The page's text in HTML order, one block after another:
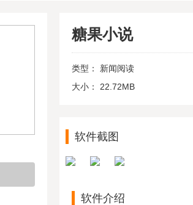
糖果小说
类型： 新闻阅读
大小：
22.72MB
软件截图
软件介绍